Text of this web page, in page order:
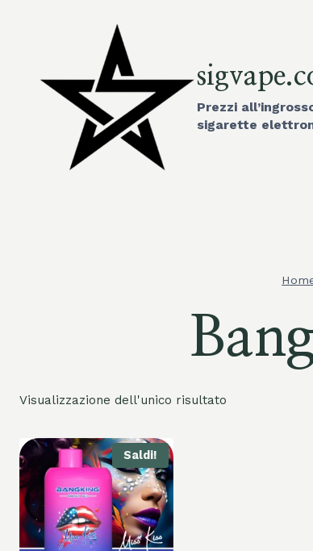
Prezzi
sigarette
Visualizzazione dell'unico risultato
Saldi!